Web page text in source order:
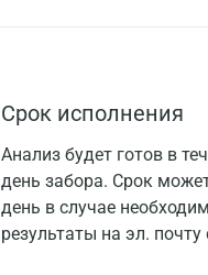
Срок исполнения
Анализ будет готов в
день забора. Срок
день в случае
результаты на эл. почту